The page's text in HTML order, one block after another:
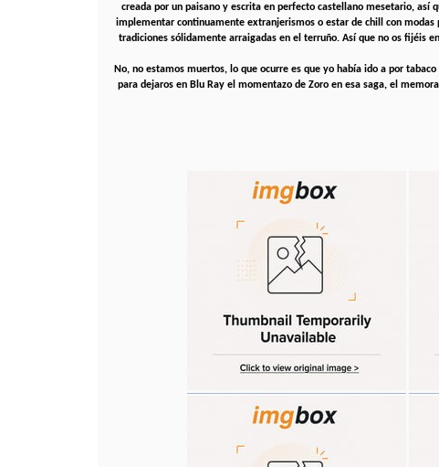
creada por un paisano y escrita en perfecto castellano mesetario, así
implementar continuamente extranjerismos o estar de chill con modas
tradiciones sólidamente arraigadas en el terruño. Así que no os fijéis
No, no estamos muertos, lo que ocurre es que yo había ido a por
para dejaros en Blu Ray el momentazo de Zoro en esa saga, el